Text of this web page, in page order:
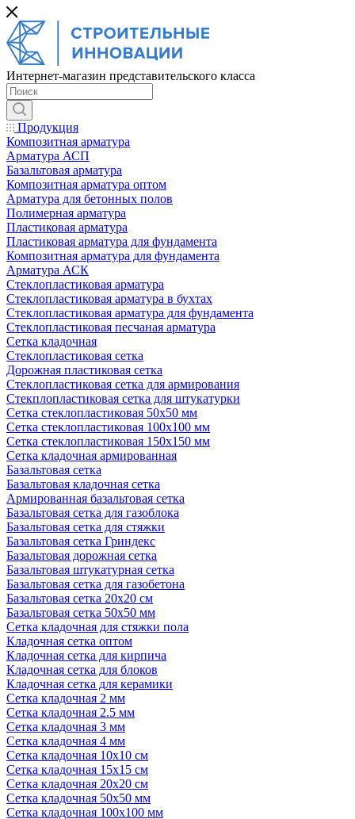
Интернет-магазин представительского класса
Продукция
Композитная арматура
Арматура АСП
Базальтовая арматура
Композитная арматура оптом
Арматура для бетонных полов
Полимерная арматура
Пластиковая арматура
Пластиковая арматура для фундамента
Композитная арматура для фундамента
Арматура АСК
Cтеклопластиковая арматура
Стеклопластиковая арматура в бухтах
Стеклопластиковая арматура для фундамента
Стеклопластиковая песчаная арматура
Сетка кладочная
Стеклопластиковая сетка
Дорожная пластиковая сетка
Стеклопластиковая сетка для армирования
Стекплопластиковая сетка для штукатурки
Сетка стеклопластиковая 50x50 мм
Сетка стеклопластиковая 100x100 мм
Сетка стеклопластиковая 150x150 мм
Сетка кладочная армированная
Базальтовая сетка
Базальтовая кладочная сетка
Армированная базальтовая сетка
Базальтовая сетка для газоблока
Базальтовая сетка для стяжки
Базальтовая сетка Гриндекс
Базальтовая дорожная сетка
Базальтовая штукатурная сетка
Базальтовая сетка для газобетона
Базальтовая сетка 20x20 см
Базальтовая сетка 50x50 мм
Сетка кладочная для стяжки пола
Кладочная сетка оптом
Кладочная сетка для кирпича
Кладочная сетка для блоков
Кладочная сетка для керамики
Сетка кладочная 2 мм
Сетка кладочная 2.5 мм
Сетка кладочная 3 мм
Сетка кладочная 4 мм
Сетка кладочная 10x10 см
Сетка кладочная 15x15 см
Сетка кладочная 20x20 см
Сетка кладочная 50x50 мм
Сетка кладочная 100x100 мм